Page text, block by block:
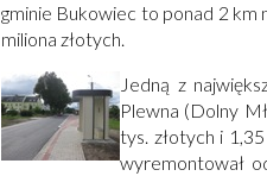
się
w
oknie
gminie Bukowiec to ponad 2 km
miliona złotych.
Otworzy
się
w
nowym
Jedną z
Plewna (Dolny
tys. złotych i
wyremontował